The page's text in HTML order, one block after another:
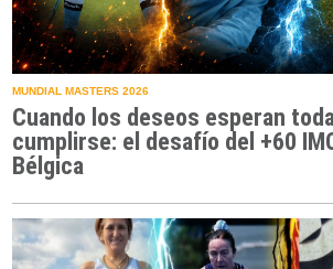
MUNDIAL MASTERS 2026
Cuando los deseos esperan
cumplirse: el desafío del +60
Bélgica